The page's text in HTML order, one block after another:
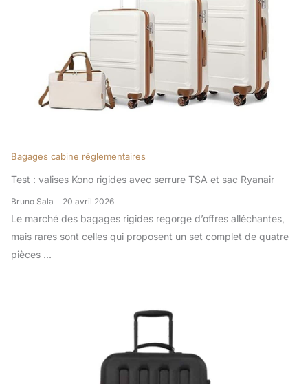
Bagages cabine réglementaires
Test : valises Kono rigides avec serrure TSA et sac Ryanair
Bruno Sala 20 avril 2026
Le marché des bagages rigides regorge d’offres alléchantes,
mais rares sont celles qui proposent un set complet de quatre
pièces ...